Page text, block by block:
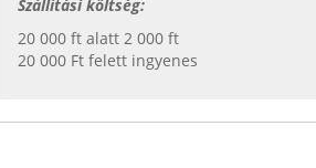
Szállítási költség:
20 000 ft alatt 2 000 ft
20 000 Ft felett ingyenes